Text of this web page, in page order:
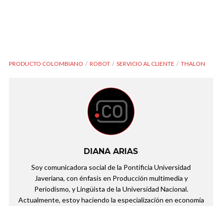
PRODUCTO COLOMBIANO ROBOT SERVICIO AL CLIENTE THALON
DIANA ARIAS
Soy comunicadora social de la Pontificia Universidad
Javeriana, con énfasis en Producción multimedia y
Periodismo, y Lingüista de la Universidad Nacional.
Actualmente, estoy haciendo la especialización en economía